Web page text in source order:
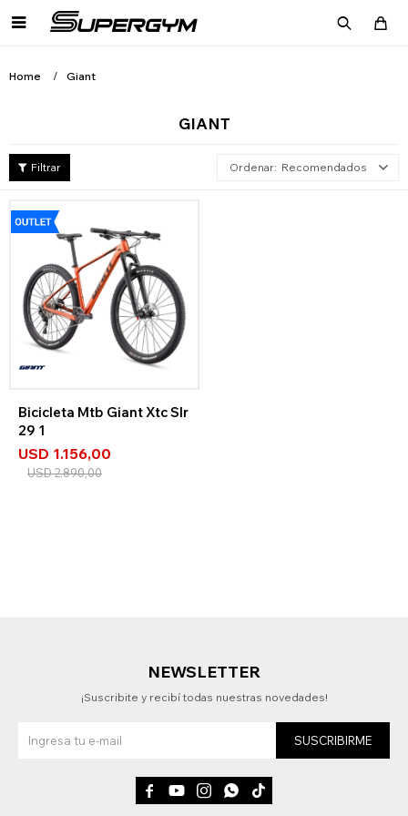

Home Giant
GIANT
Recomendados
Bicicleta Mtb Giant Xtc Slr
29 1
USD 1.156,00
USD2.890,00
NEWSLETTER
¡Suscribite y recibí todas nuestras novedades!
SUSCRIBIRME
    